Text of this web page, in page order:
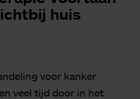
huis
voor kanker
veel tijd door in het